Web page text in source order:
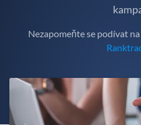
Nezapomeňte se podívat na